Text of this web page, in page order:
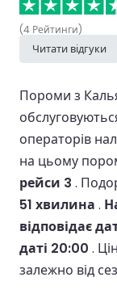
(4 Рейтинги)
Читати відгуки
Пороми з
операторів
на цьому
рейси 3 .
51 хвилина .
відповідає
даті 20:00 .
залежно від